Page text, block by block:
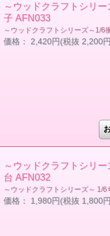
～ウッドクラフトシリ
子 AFN033
～ウッドクラフトシリーズ～1/6
価格： 2,420円(税抜 2,200
～ウッドクラフトシリ
台 AFN032
～ウッドクラフトシリーズ～ 1/
価格： 1,980円(税抜 1,800